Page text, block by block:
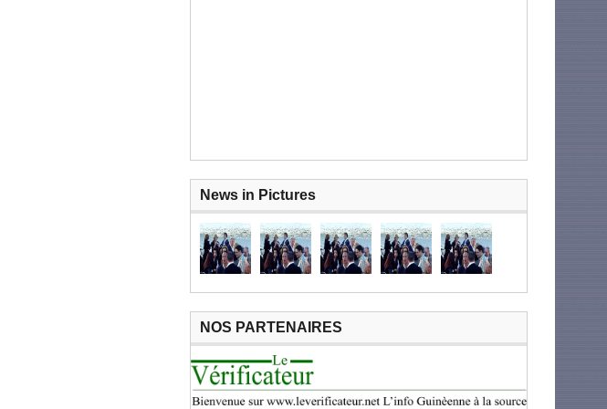
News in Pictures
NOS PARTENAIRES